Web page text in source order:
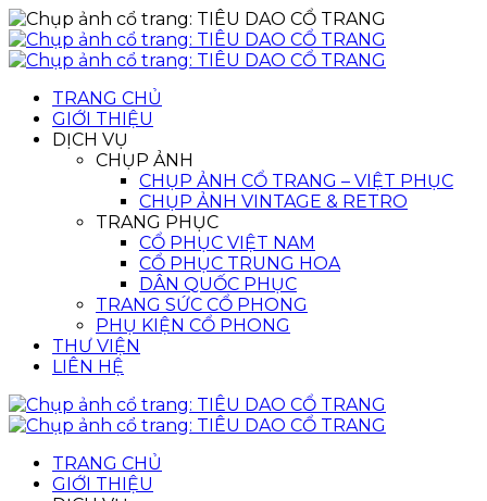
TRANG CHỦ
GIỚI THIỆU
DỊCH VỤ
CHỤP ẢNH
CHỤP ẢNH CỔ TRANG – VIỆT PHỤC
CHỤP ẢNH VINTAGE & RETRO
TRANG PHỤC
CỔ PHỤC VIỆT NAM
CỔ PHỤC TRUNG HOA
DÂN QUỐC PHỤC
TRANG SỨC CỔ PHONG
PHỤ KIỆN CỔ PHONG
THƯ VIỆN
LIÊN HỆ
TRANG CHỦ
GIỚI THIỆU